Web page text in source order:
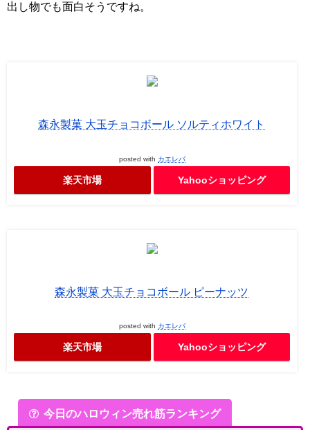
出し物でも面白そうですね。
森永製菓 大玉チョコボール ソルティホワイト
posted with カエレバ
楽天市場 Yahooショッピング
森永製菓 大玉チョコボール ピーナッツ
posted with カエレバ
楽天市場 Yahooショッピング
今日のハロウィン売れ筋ランキング